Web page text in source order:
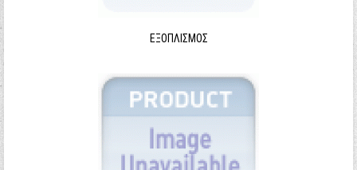
ΕΞΟΠΛΙΣΜΌΣ